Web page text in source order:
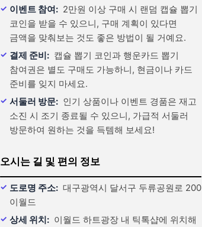
이벤트 참여: 2만원 이상 구매 시 랜덤 캡슐 뽑기
코인을 받을 수 있으니, 구매 계획이 있다면
금액을 맞춰보는 것도 좋은 방법이 될 거예요.
결제 준비: 캡슐 뽑기 코인과 행운카드 뽑기
참여권은 별도 구매도 가능하니, 현금이나 카드
준비를 잊지 마세요.
서둘러 방문: 인기 상품이나 이벤트 경품은 재고
소진 시 조기 종료될 수 있으니, 가급적 서둘러
방문하여 원하는 것을 득템해 보세요!
오시는 길 및 편의 정보
도로명 주소: 대구광역시 달서구 두류공원로 200
이월드
상세 위치: 이월드 하트광장 내 틱톡샵에 위치해